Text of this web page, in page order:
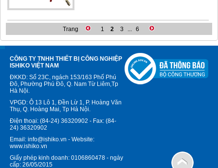
Trang 1 2 3 ... 6
CÔNG TY TNHH THIẾT BỊ CÔNG NGHIỆP
ISHIKO VIỆT NAM
ĐKKD: Số 23C, ngách 153/163 Phố Phú
Đô, Phường Phú Đô, Q. Nam Từ Liêm,Tp
Hà Nội.
VPGD: Ô 13 Lô 1, Đền Lừ 1, P. Hoàng Văn
Thụ, Q. Hoàng Mai, Tp Hà Nội.
Điện thoại: (84-24) 36320902 - Fax: (84-
24) 36320902
Email: info@ishiko.vn - Website:
www.ishiko.vn
Giấy phép kinh doanh: 0106860478 - ngày
cấp: 26/05/2015